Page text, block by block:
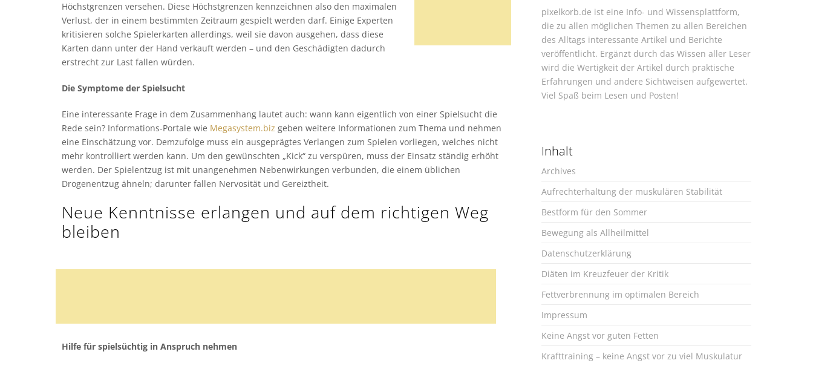
Höchstgrenzen versehen. Diese Höchstgrenzen kennzeichnen also den maximalen
Verlust, der in einem bestimmten Zeitraum gespielt werden darf. Einige Experten
kritisieren solche Spielerkarten allerdings, weil sie davon ausgehen, dass diese
Karten dann unter der Hand verkauft werden – und den Geschädigten dadurch
erstrecht zur Last fallen würden.
Die Symptome der Spielsucht
Eine interessante Frage in dem Zusammenhang lautet auch: wann kann eigentlich von einer Spielsucht die
Rede sein? Informations-Portale wie Megasystem.biz geben weitere Informationen zum Thema und nehmen
eine Einschätzung vor. Demzufolge muss ein ausgeprägtes Verlangen zum Spielen vorliegen, welches nicht
mehr kontrolliert werden kann. Um den gewünschten „Kick“ zu verspüren, muss der Einsatz ständig erhöht
werden. Der Spielentzug ist mit unangenehmen Nebenwirkungen verbunden, die einem üblichen
Drogenentzug ähneln; darunter fallen Nervosität und Gereiztheit.
Neue Kenntnisse erlangen und auf dem richtigen Weg
bleiben
Hilfe für spielsüchtig in Anspruch nehmen
pixelkorb.de ist eine Info- und Wissensplattform,
die zu allen möglichen Themen zu allen Bereichen
des Alltags interessante Artikel und Berichte
veröffentlicht. Ergänzt durch das Wissen aller Leser
wird die Wertigkeit der Artikel durch praktische
Erfahrungen und andere Sichtweisen aufgewertet.
Viel Spaß beim Lesen und Posten!
Inhalt
Archives
Aufrechterhaltung der muskulären Stabilität
Bestform für den Sommer
Bewegung als Allheilmittel
Datenschutzerklärung
Diäten im Kreuzfeuer der Kritik
Fettverbrennung im optimalen Bereich
Impressum
Keine Angst vor guten Fetten
Krafttraining – keine Angst vor zu viel Muskulatur